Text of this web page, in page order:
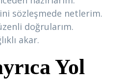
sözleşmede netlerim.
doğrularım.
akar.
Yol